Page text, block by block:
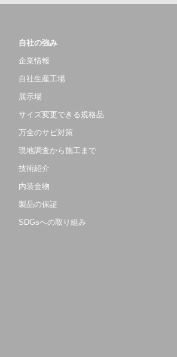
自社の強み
企業情報
自社生産工場
展示場
サイズ変更できる規格品
万全のサビ対策
現地調査から施工まで
技術紹介
内装金物
製品の保証
SDGsへの取り組み